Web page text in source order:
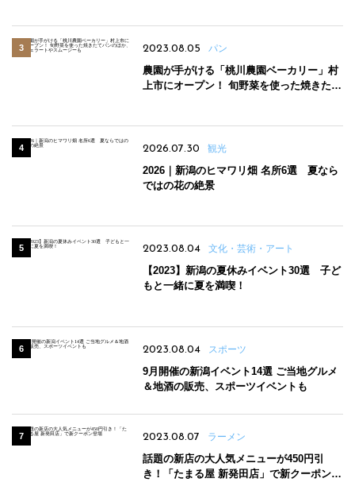
2023.08.05 パン
農園が手がける「桃川農園ベーカリー」村
上市にオープン！ 旬野菜を使った焼きたて
2026.07.30 観光
2026｜新潟のヒマワリ畑 名所6選 夏なら
ではの花の絶景
2023.08.04 文化・芸術・アート
【2023】新潟の夏休みイベント30選 子ど
もと一緒に夏を満喫！
2023.08.04 スポーツ
9月開催の新潟イベント14選 ご当地グルメ
＆地酒の販売、スポーツイベントも
2023.08.07 ラーメン
話題の新店の大人気メニューが450円引
き！「たまる屋 新発田店」で新クーポン登